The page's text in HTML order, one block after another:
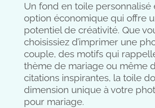
Un fond en toile personnalisé
option économique qui offre
potentiel de créativité. Que
choisissiez d’imprimer une
couple, des motifs qui
thème de mariage ou même
citations inspirantes, la toile
dimension unique à votre
pour mariage.